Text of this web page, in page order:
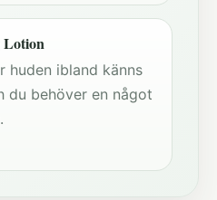
Lotion
ibland känns
du behöver en något